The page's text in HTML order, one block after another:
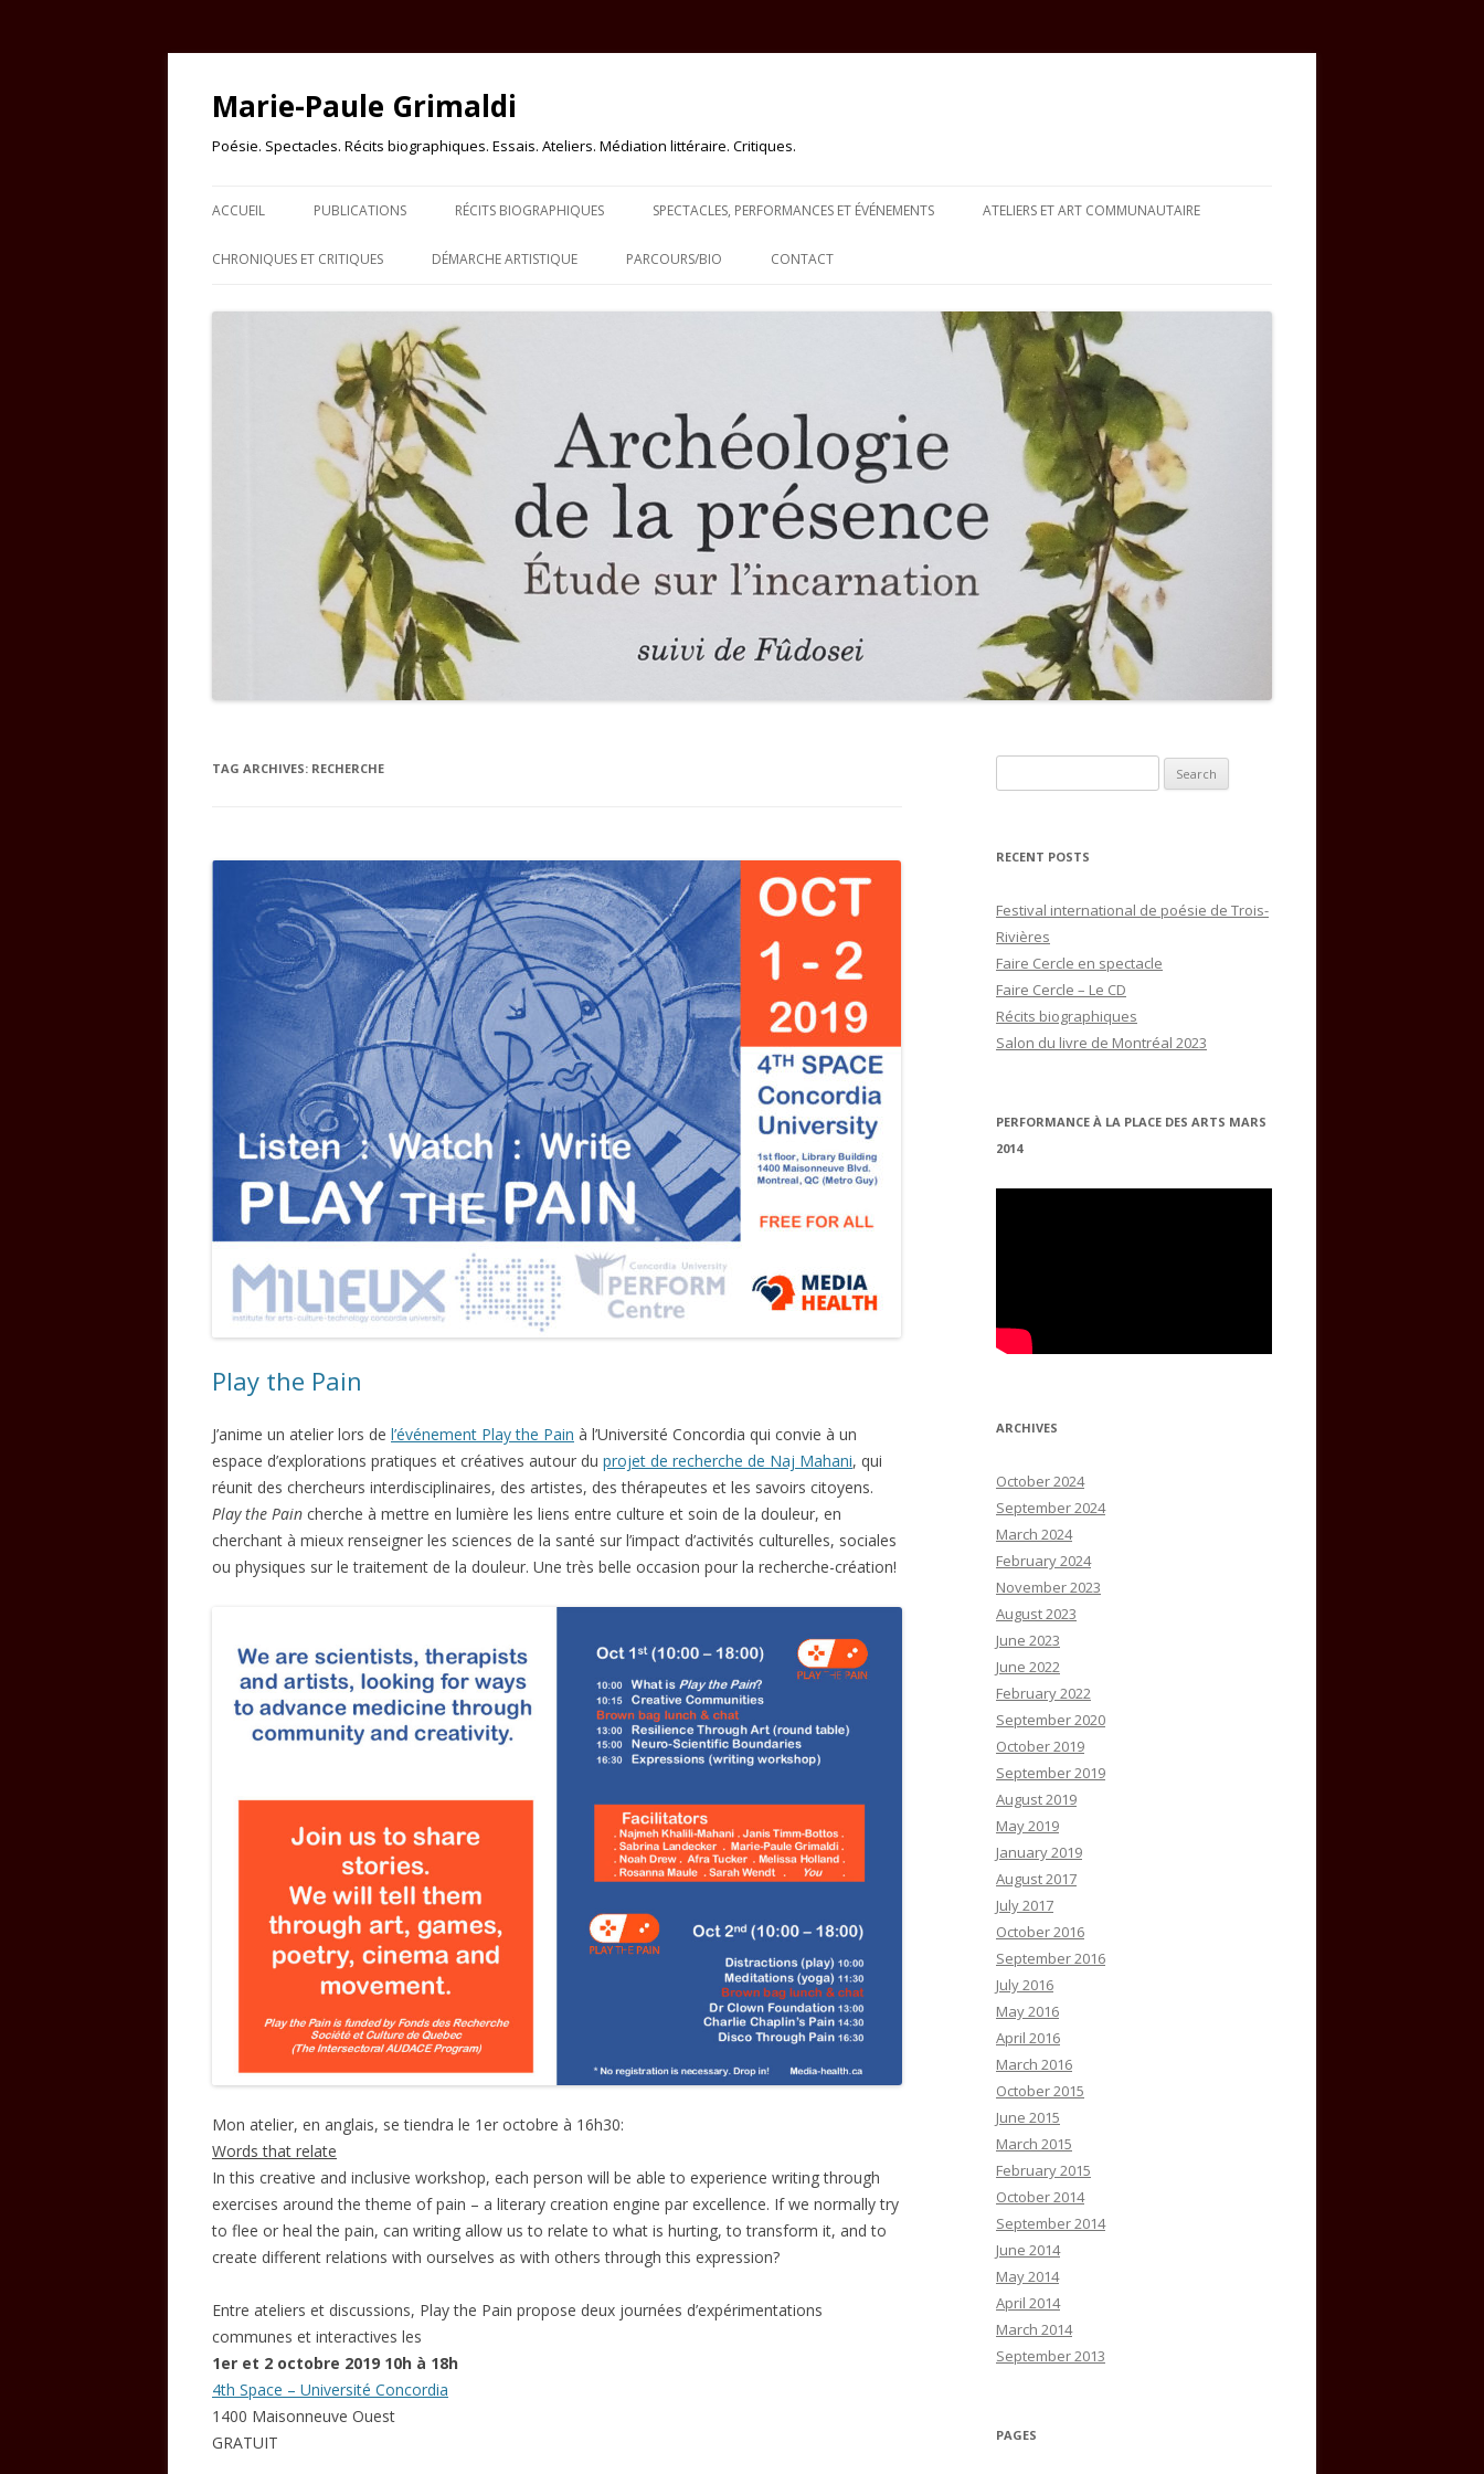
Marie-Paule Grimaldi
Poésie. Spectacles. Récits biographiques. Essais. Ateliers. Médiation littéraire. Critiques.
ACCUEIL PUBLICATIONS RÉCITS BIOGRAPHIQUES SPECTACLES, PERFORMANCES ET ÉVÉNEMENTS ATELIERS ET ART COMMUNAUTAIRE
CHRONIQUES ET CRITIQUES DÉMARCHE ARTISTIQUE PARCOURS/BIO CONTACT
TAG ARCHIVES: RECHERCHE
Play the Pain
J’anime un atelier lors de l’événement Play the Pain à l’Université Concordia qui convie à un
espace d’explorations pratiques et créatives autour du projet de recherche de Naj Mahani, qui
réunit des chercheurs interdisciplinaires, des artistes, des thérapeutes et les savoirs citoyens.
Play the Pain cherche à mettre en lumière les liens entre culture et soin de la douleur, en
cherchant à mieux renseigner les sciences de la santé sur l’impact d’activités culturelles, sociales
ou physiques sur le traitement de la douleur. Une très belle occasion pour la recherche-création!
Mon atelier, en anglais, se tiendra le 1er octobre à 16h30:
Words that relate
In this creative and inclusive workshop, each person will be able to experience writing through
exercises around the theme of pain – a literary creation engine par excellence. If we normally try
to flee or heal the pain, can writing allow us to relate to what is hurting, to transform it, and to
create different relations with ourselves as with others through this expression?
Entre ateliers et discussions, Play the Pain propose deux journées d’expérimentations
communes et interactives les
1er et 2 octobre 2019 10h à 18h
4th Space – Université Concordia
1400 Maisonneuve Ouest
GRATUIT
for:
RECENT POSTS
Festival international de poésie de Trois-
Rivières
Faire Cercle en spectacle
Faire Cercle – Le CD
Récits biographiques
Salon du livre de Montréal 2023
PERFORMANCE À LA PLACE DES ARTS MARS
2014
ARCHIVES
October 2024
September 2024
March 2024
February 2024
November 2023
August 2023
June 2023
June 2022
February 2022
September 2020
October 2019
September 2019
August 2019
May 2019
January 2019
August 2017
July 2017
October 2016
September 2016
July 2016
May 2016
April 2016
March 2016
October 2015
June 2015
March 2015
February 2015
October 2014
September 2014
June 2014
May 2014
April 2014
March 2014
September 2013
PAGES